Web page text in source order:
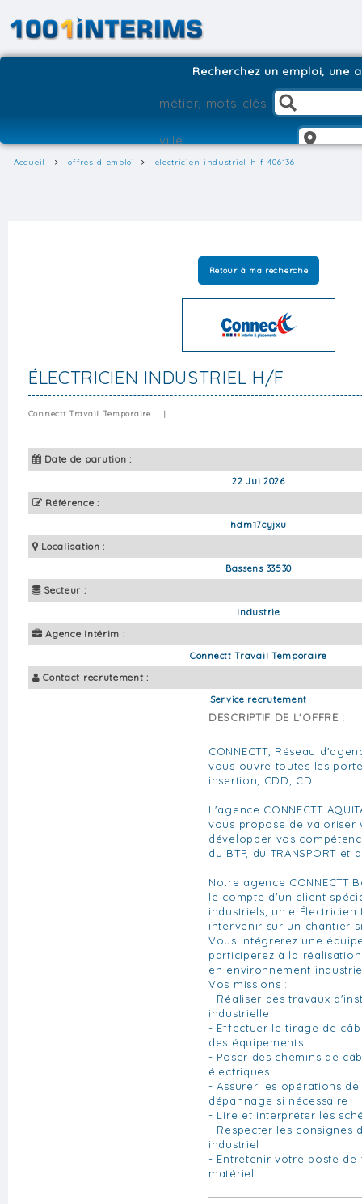
Recherchez un emploi, une
Accueil offres-d-emploi electricien-industriel-h-f-406136
Retour à ma recherche
ÉLECTRICIEN INDUSTRIEL H/F
Connectt Travail Temporaire |
Date de parution :
22 Jui 2026
Référence :
hdm17cyjxu
Localisation :
Bassens 33530
Secteur :
Industrie
Agence intérim :
Connectt Travail Temporaire
Contact recrutement :
Service recrutement
DESCRIPTIF DE L'OFFRE :
CONNECTT, Réseau
vous ouvre toutes les
insertion, CDD, CDI.
L'agence CONNECTT
vous propose de
développer vos
du BTP, du TRANSPORT et
Notre agence CONNECTT
le compte d'un client
industriels, un.e
intervenir sur un chantier
Vous intégrerez une
participerez à la
en environnement
Vos missions :
- Réaliser des travaux
industrielle
- Effectuer le tirage de
des équipements
- Poser des chemins de
électriques
- Assurer les opérations
dépannage si nécessaire
- Lire et interpréter les
- Respecter les consignes
industriel
- Entretenir votre poste
matériel